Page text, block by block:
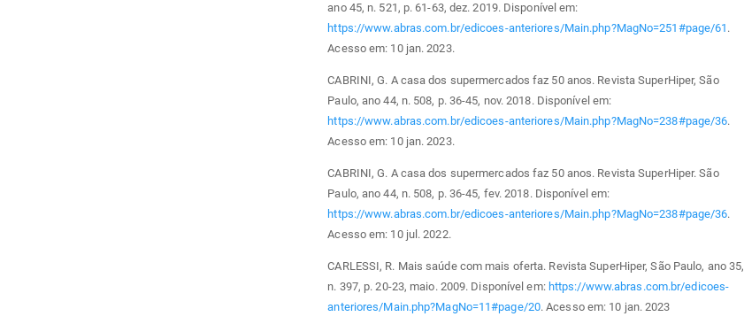
ano 45, n. 521, p. 61-63, dez. 2019. Disponível em:
https://www.abras.com.br/edicoes-anteriores/Main.php?MagNo=251#page/61 .
Acesso em: 10 jan. 2023.
CABRINI, G. A casa dos supermercados faz 50 anos. Revista SuperHiper, São
Paulo, ano 44, n. 508, p. 36-45, nov. 2018. Disponível em:
https://www.abras.com.br/edicoes-anteriores/Main.php?MagNo=238#page/36.
Acesso em: 10 jan. 2023.
CABRINI, G. A casa dos supermercados faz 50 anos. Revista SuperHiper. São
Paulo, ano 44, n. 508, p. 36-45, fev. 2018. Disponível em:
https://www.abras.com.br/edicoes-anteriores/Main.php?MagNo=238#page/36.
Acesso em: 10 jul. 2022.
CARLESSI, R. Mais saúde com mais oferta. Revista SuperHiper, São Paulo, ano 35,
n. 397, p. 20-23, maio. 2009. Disponível em: https://www.abras.com.br/edicoes-
anteriores/Main.php?MagNo=11#page/20. Acesso em: 10 jan. 2023